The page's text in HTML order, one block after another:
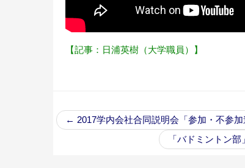
【記事：日浦英樹（大学職員）】
← 2017学内会社合同説明会「参加・不参
「バドミントン